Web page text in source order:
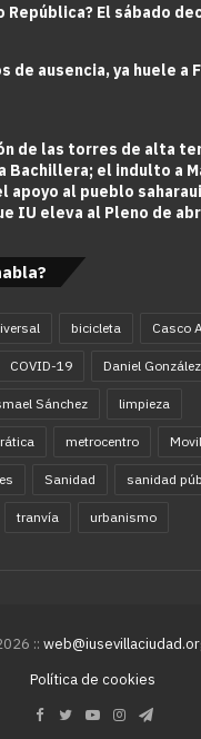
República? El sábado
de ausencia, ya huele a
de las torres de alta
Bachillera; el indulto a
apoyo al pueblo
IU eleva al Pleno de
bicicleta Casco
COVID-19 Daniel
Sánchez limpieza
metrocentro
Sanidad sanidad
tranvía urbanismo
::
Política de cookies
Facebook
TwitterYouTubeInstagram